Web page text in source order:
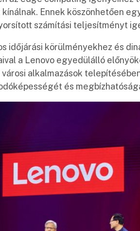
Ennek köszönhetően
számítási teljesítményt
időjárási körülményekhez és
a Lenovo egyedülálló
alkalmazások
és